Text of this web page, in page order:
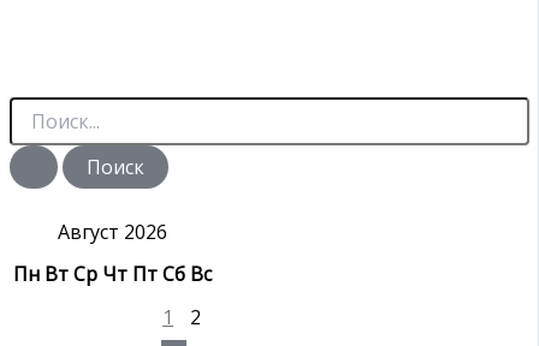
П
и
с
Август 2026
Пн ВтСр Чт ПтСб Вс
1
2